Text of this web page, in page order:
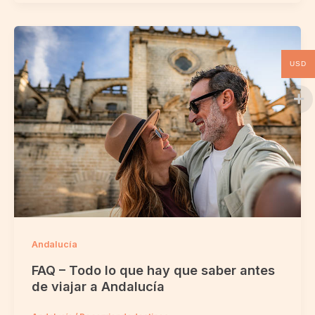
Andalucía
FAQ – Todo lo que hay que saber antes
de viajar a Andalucía
USD